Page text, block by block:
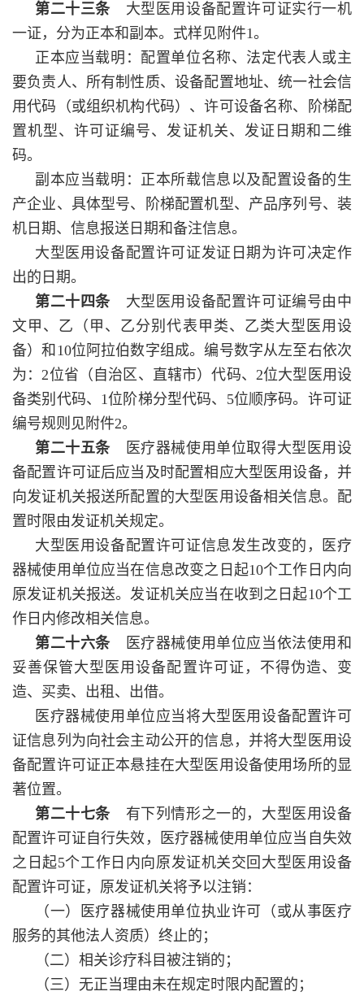
第二十三条 大型医用设备配置许可证实行一机
一证，分为正本和副本。式样见附件1。
正本应当载明：配置单位名称、法定代表人或主
要负责人、所有制性质、设备配置地址、统一社会信
用代码（或组织机构代码）、许可设备名称、阶梯配
置机型、许可证编号、发证机关、发证日期和二维
码。
副本应当载明：正本所载信息以及配置设备的生
产企业、具体型号、阶梯配置机型、产品序列号、装
机日期、信息报送日期和备注信息。
大型医用设备配置许可证发证日期为许可决定作
出的日期。
第二十四条 大型医用设备配置许可证编号由中
文甲、乙（甲、乙分别代表甲类、乙类大型医用设
备）和10位阿拉伯数字组成。编号数字从左至右依次
为：2位省（自治区、直辖市）代码、2位大型医用设
备类别代码、1位阶梯分型代码、5位顺序码。许可证
编号规则见附件2。
第二十五条 医疗器械使用单位取得大型医用设
备配置许可证后应当及时配置相应大型医用设备，并
向发证机关报送所配置的大型医用设备相关信息。配
置时限由发证机关规定。
大型医用设备配置许可证信息发生改变的，医疗
器械使用单位应当在信息改变之日起10个工作日内向
原发证机关报送。发证机关应当在收到之日起10个工
作日内修改相关信息。
第二十六条 医疗器械使用单位应当依法使用和
妥善保管大型医用设备配置许可证，不得伪造、变
造、买卖、出租、出借。
医疗器械使用单位应当将大型医用设备配置许可
证信息列为向社会主动公开的信息，并将大型医用设
备配置许可证正本悬挂在大型医用设备使用场所的显
著位置。
第二十七条 有下列情形之一的，大型医用设备
配置许可证自行失效，医疗器械使用单位应当自失效
之日起5个工作日内向原发证机关交回大型医用设备
配置许可证，原发证机关将予以注销：
（一）医疗器械使用单位执业许可（或从事医疗
服务的其他法人资质）终止的；
（二）相关诊疗科目被注销的；
（三）无正当理由未在规定时限内配置的；